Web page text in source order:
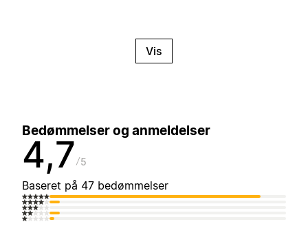
Vis
Bedømmelser og anmeldelser
4,7 5
Baseret på 47 bedømmelser